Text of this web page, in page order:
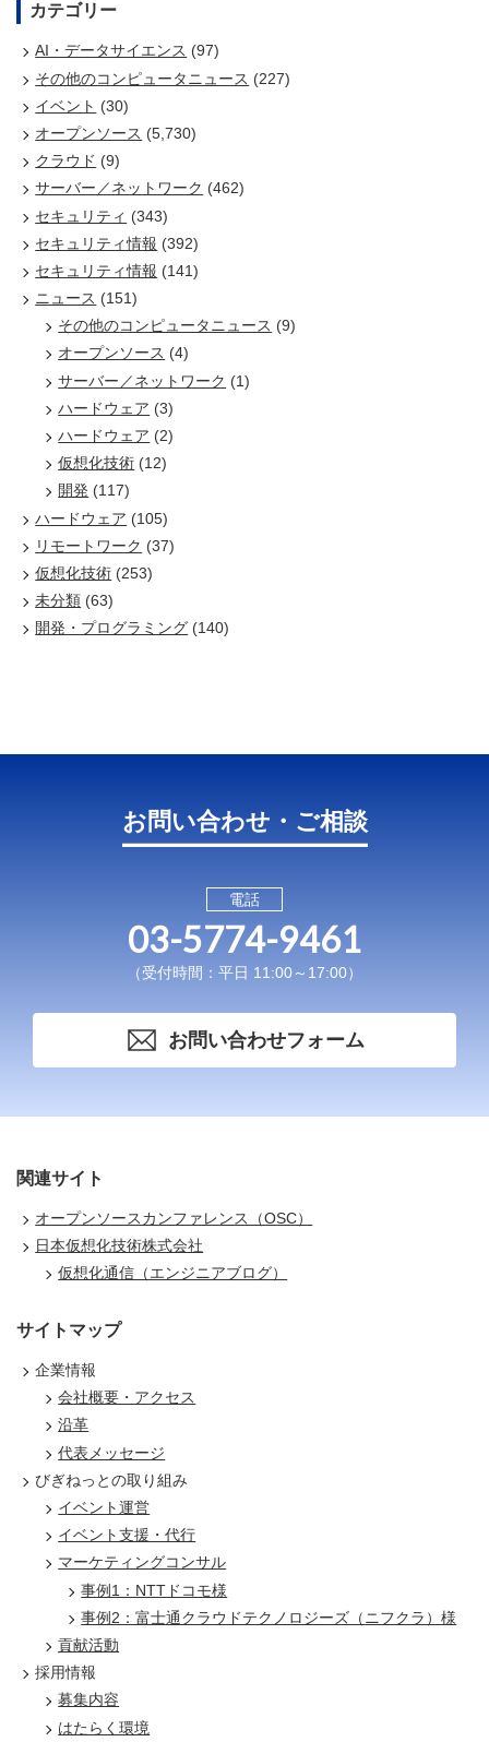
カテゴリー
AI・データサイエンス (97)
その他のコンピュータニュース (227)
イベント (30)
オープンソース (5,730)
クラウド (9)
サーバー／ネットワーク (462)
セキュリティ (343)
セキュリティ情報 (392)
セキュリティ情報 (141)
ニュース (151)
その他のコンピュータニュース (9)
オープンソース (4)
サーバー／ネットワーク (1)
ハードウェア (3)
ハードウェア (2)
仮想化技術 (12)
開発 (117)
ハードウェア (105)
リモートワーク (37)
仮想化技術 (253)
未分類 (63)
開発・プログラミング (140)
お問い合わせ・ご相談
電話
03-5774-9461
（受付時間：平日 11:00～17:00）
お問い合わせフォーム
関連サイト
オープンソースカンファレンス（OSC）
日本仮想化技術株式会社
仮想化通信（エンジニアブログ）
サイトマップ
企業情報
会社概要・アクセス
沿革
代表メッセージ
びぎねっとの取り組み
イベント運営
イベント支援・代行
マーケティングコンサル
事例1：NTTドコモ様
事例2：富士通クラウドテクノロジーズ（ニフクラ）様
貢献活動
採用情報
募集内容
はたらく環境